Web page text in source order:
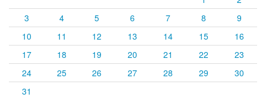
3
4 5 6 7 8
9
10
11 12 13 14 15
16
17
18 19 20 21 22
23
24
25 26 27 28 29
30
31